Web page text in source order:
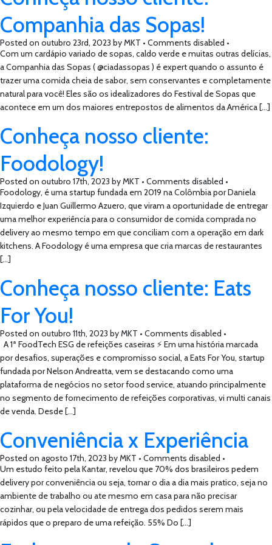
Companhia das Sopas!
Posted on outubro 23rd, 2023 byMKT • Comments disabled •
Com um cardápio variado de sopas, caldo verde e muitas outras delícias,
a Companhia das Sopas ( @ciadassopas ) é expert quando o assunto é
trazer uma comida cheia de sabor, sem conservantes e completamente
natural para você! Eles são os idealizadores do Festival de Sopas que
acontece em um dos maiores entrepostos de alimentos da América […]
Conheça nosso cliente:
Foodology!
Posted on outubro 17th, 2023 byMKT • Comments disabled •
Foodology, é uma startup fundada em 2019 na Colômbia por Daniela
Izquierdo e Juan Guillermo Azuero, que viram a oportunidade de entregar
uma melhor experiência para o consumidor de comida comprada no
delivery ao mesmo tempo em que conciliam com a operação em dark
kitchens. A Foodology é uma empresa que cria marcas de restaurantes
[…]
Conheça nosso cliente: Eats
For You!
Posted on outubro 11th, 2023 byMKT • Comments disabled •
A 1ª FoodTech ESG de refeições caseiras ⚡ Em uma história marcada
por desafios, superações e compromisso social, a Eats For You, startup
fundada por Nelson Andreatta, vem se destacando como uma
plataforma de negócios no setor food service, atuando principalmente
no segmento de fornecimento de refeições corporativas, vi multi canais
de venda. Desde […]
Conveniência x Experiência
Posted on agosto 17th, 2023 byMKT • Comments disabled •
Um estudo feito pela Kantar, revelou que 70% dos brasileiros pedem
delivery por conveniência ou seja, tornar o dia a dia mais pratico, seja no
ambiente de trabalho ou ate mesmo em casa para não precisar
cozinhar, ou pela velocidade de entrega dos pedidos serem mais
rápidos que o preparo de uma refeição. 55% Do […]